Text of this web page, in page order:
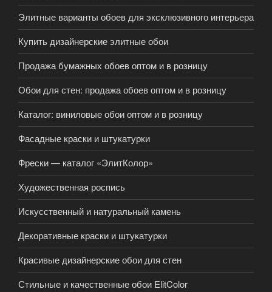
Элитные варианты обоев для эксклюзивного интерьера
Купить дизайнерские элитные обои
Продажа бумажных обоев оптом и в розницу
Обои для стен: продажа обоев оптом и в розницу
Каталог: виниловые обои оптом и в розницу
Фасадные краски и штукатурки
Фрески — каталог «ЭлитКолор»
Художественная роспись
Искусственный и натуральный камень
Декоративные краски и штукатурки
Красивые дизайнерские обои для стен
Стильные и качественные обои ElitColor